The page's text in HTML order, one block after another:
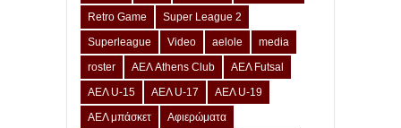
Retro Game
Super League 2
Superleague
Video aelole
media
roster
ΑΕΛ Athens Club
ΑΕΛ Futsal
ΑΕΛ U-15
ΑΕΛ U-17
ΑΕΛ U-19
ΑΕΛ μπάσκετ
Αφιερώματα